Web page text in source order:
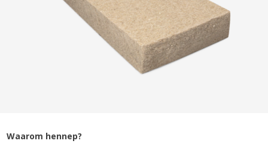
Waarom hennep?